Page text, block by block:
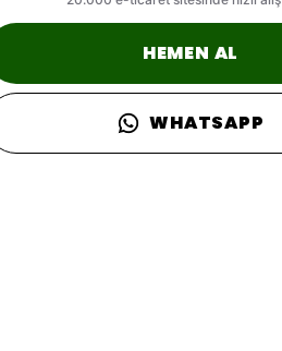
HEMEN AL
WHATSAPP